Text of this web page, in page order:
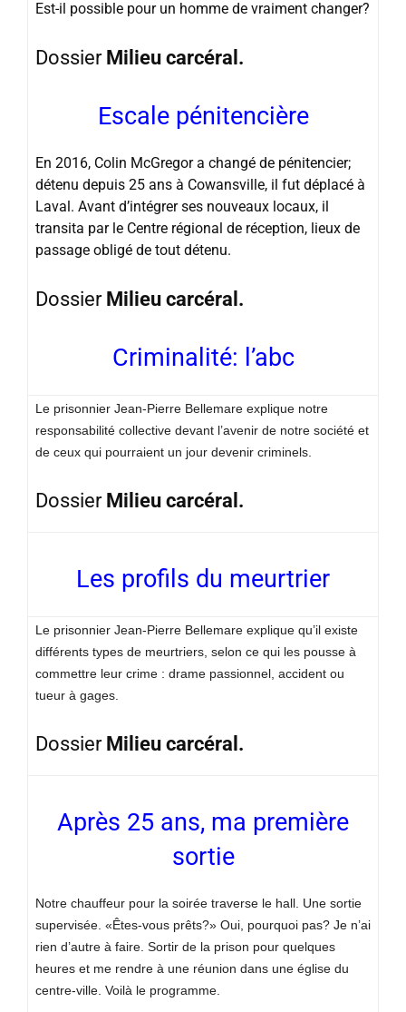
Est-il possible pour un homme de vraiment changer?
Dossier Milieu carcéral.
Escale pénitencière
En 2016, Colin McGregor a changé de pénitencier;
détenu depuis 25 ans à Cowansville, il fut déplacé à
Laval. Avant d’intégrer ses nouveaux locaux, il
transita par le Centre régional de réception, lieux de
passage obligé de tout détenu.
Dossier Milieu carcéral.
Criminalité: l’abc
Le prisonnier Jean-Pierre Bellemare explique notre
responsabilité collective devant l’avenir de notre société et
de ceux qui pourraient un jour devenir criminels.
DossierMilieu carcéral.
Les profils du meurtrier
Le prisonnier Jean-Pierre Bellemare explique qu’il existe
différents types de meurtriers, selon ce qui les pousse à
commettre leur crime : drame passionnel, accident ou
tueur à gages.
DossierMilieu carcéral.
Après 25 ans, ma première
sortie
Notre chauffeur pour la soirée traverse le hall. Une sortie
supervisée. «Êtes-vous prêts?» Oui, pourquoi pas? Je n’ai
rien d’autre à faire. Sortir de la prison pour quelques
heures et me rendre à une réunion dans une église du
centre-ville. Voilà le programme.